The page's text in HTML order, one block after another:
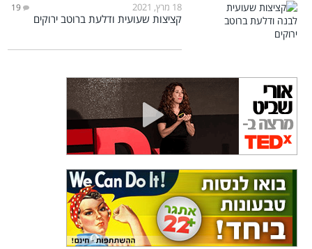
18 מרץ, 2021 19
קציצות שעועית ודלעת ברוטב ירוקים